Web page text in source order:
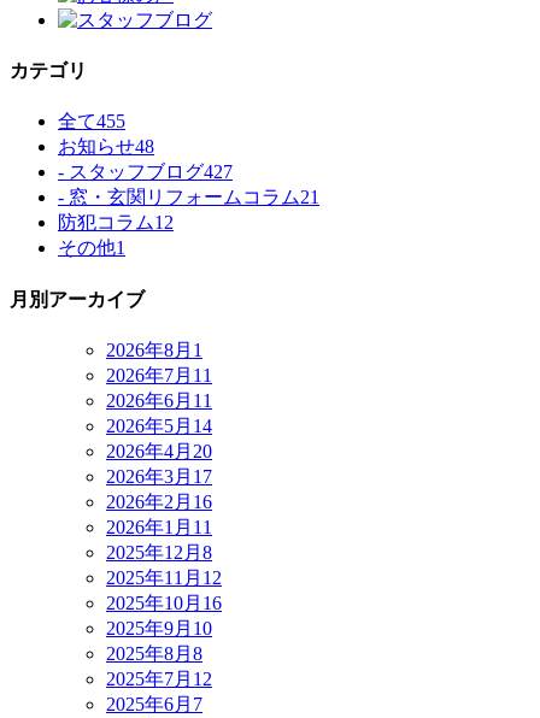
カテゴリ
全て455
お知らせ48
- スタッフブログ427
- 窓・玄関リフォームコラム21
防犯コラム12
その他1
月別アーカイブ
2026年8月 1
2026年7月 11
2026年6月 11
2026年5月 14
2026年4月 20
2026年3月 17
2026年2月 16
2026年1月 11
2025年12月 8
2025年11月 12
2025年10月 16
2025年9月 10
2025年8月 8
2025年7月 12
2025年6月 7